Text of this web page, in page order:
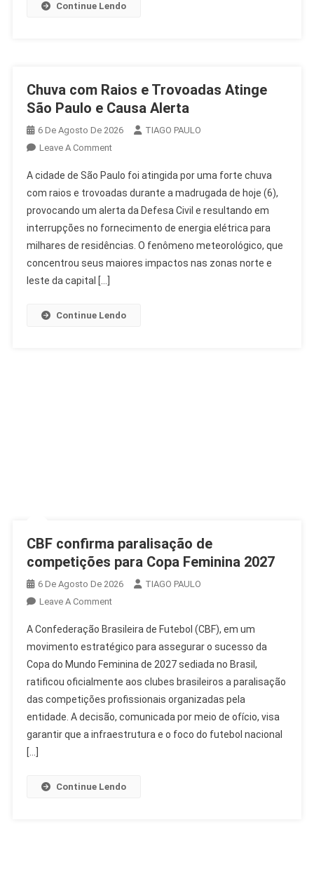
Continue Lendo
Chuva com Raios e Trovoadas Atinge
São Paulo e Causa Alerta
6 De Agosto De 2026
TIAGO PAULO
Leave A CommentOn
Com
Raios
E
Trovoadas
Atinge
São
A cidade de São Paulo foi atingida por uma forte chuva
com raios e trovoadas durante a madrugada de hoje (6),
provocando um alerta da Defesa Civil e resultando em
interrupções no fornecimento de energia elétrica para
milhares de residências. O fenômeno meteorológico, que
concentrou seus maiores impactos nas zonas norte e
leste da capital […]
Continue Lendo
CBF confirma paralisação de
competições para Copa Feminina 2027
6 De Agosto De 2026
TIAGO PAULO
Leave A CommentOn
Confirma
Paralisação
De
Competições
Para
Copa
Feminina
A Confederação Brasileira de Futebol (CBF), em um
movimento estratégico para assegurar o sucesso da
Copa do Mundo Feminina de 2027 sediada no Brasil,
ratificou oficialmente aos clubes brasileiros a paralisação
das competições profissionais organizadas pela
entidade. A decisão, comunicada por meio de ofício, visa
garantir que a infraestrutura e o foco do futebol nacional
[…]
Continue Lendo